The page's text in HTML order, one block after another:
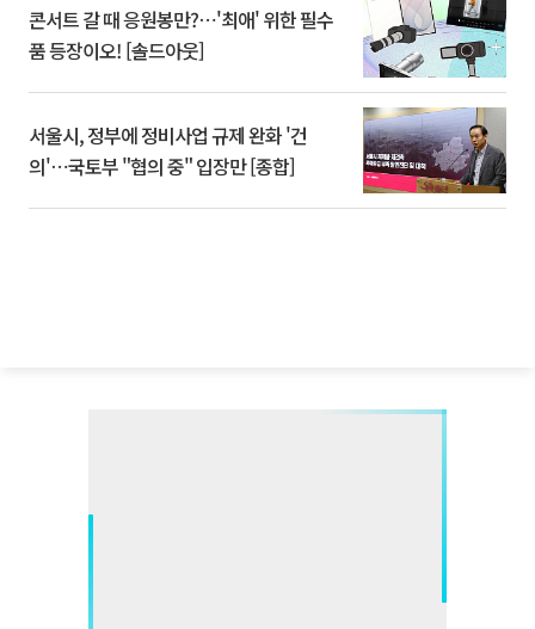
콘서트 갈 때 응원봉만?⋯'최애' 위한 필수
품 등장이오! [솔드아웃]
서울시, 정부에 정비사업 규제 완화 '건
의'⋯국토부 "협의 중" 입장만 [종합]